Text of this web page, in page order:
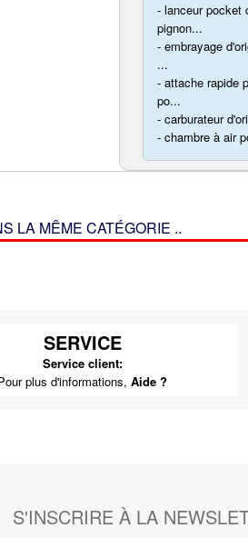
- lanceur pocket
pignon...
- embrayage
...
- attache rapide
po...
- carburateur
- chambre à air
LA MÊME CATÉGORIE ..
SERVICE
Service client:
plus d'informations, Aide ?
S'INSCRIRE À LA